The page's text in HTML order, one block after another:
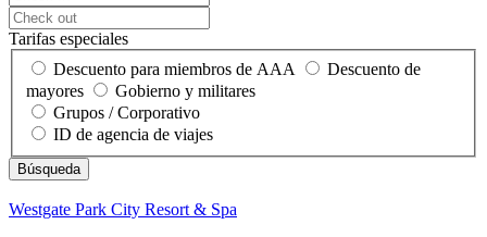
Tarifas especiales
Descuento para miembros de AAA
Descuento de
mayores
Gobierno y militares
Grupos / Corporativo
ID de agencia de viajes
Westgate Park City Resort & Spa